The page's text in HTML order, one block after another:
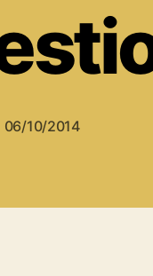
06/10/2014